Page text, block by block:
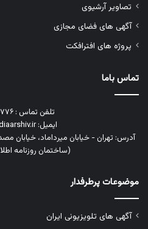
تصاویر آرشیوی
آگهی های فضای مجازی
پروژه های افترافکت
تماس باما
تلفن تماس : ۰۲۱۷۱۰۵۸۷۷۶
ایمیل: info@mediaarshiv.ir
(ساختمان روزنامه
موضوعات پرطرفدار
آگهی های تلویزیونی ایران